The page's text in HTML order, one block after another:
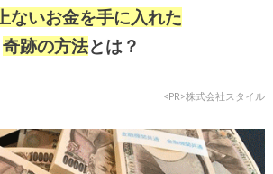
ないお金を手に入れた
奇跡の方法とは？
<PR>株式会社スタイル